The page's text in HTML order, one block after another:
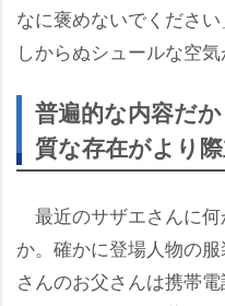
なに褒めないでくださ
しからぬシュールな空気
普遍的な内容だ
質な存在がより
最近のサザエさんに何
か。確かに登場人物の
さんのお父さんは携帯